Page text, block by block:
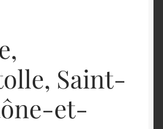
Saint-
et-